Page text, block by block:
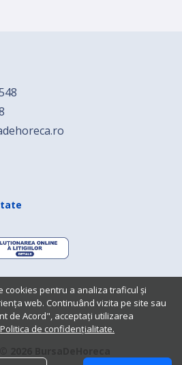
pentru a analiza traficul și
web. Continuând vizita pe site sau
de Acord", acceptați utilizarea
Politica de confidențialitate.